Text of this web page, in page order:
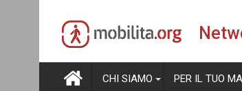
content
CHI SIAMO PER IL TUO